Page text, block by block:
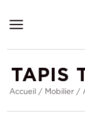
TAPIS
Accueil / Mobilier /